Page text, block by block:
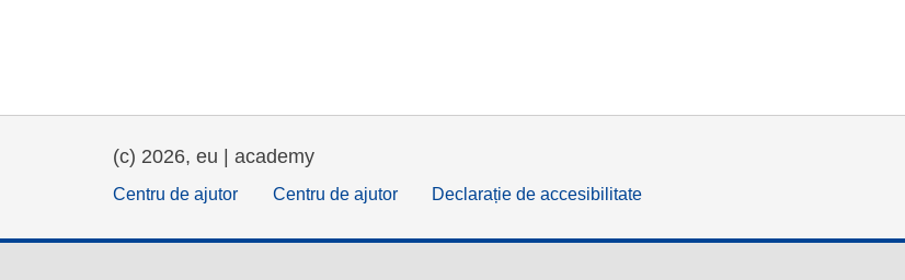
(c) 2026, eu | academy
Centru de ajutor Centru de ajutor Declarație de accesibilitate